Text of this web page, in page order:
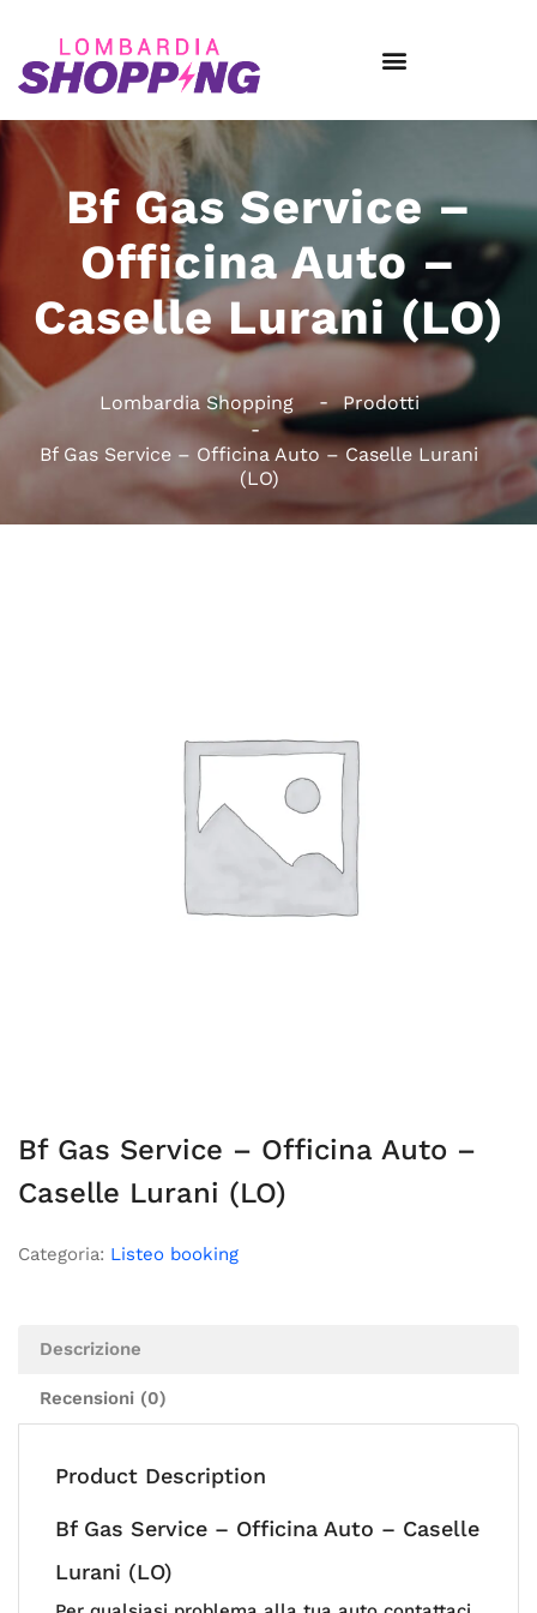
Bf Gas Service –
Officina Auto –
Caselle Lurani (LO)
Lombardia Shopping Prodotti
Bf Gas Service – Officina Auto – Caselle Lurani
(LO)
Bf Gas Service – Officina Auto –
Caselle Lurani (LO)
Categoria: Listeo booking
Descrizione
Recensioni (0)
Product Description
Bf Gas Service – Officina Auto – Caselle
Lurani (LO)